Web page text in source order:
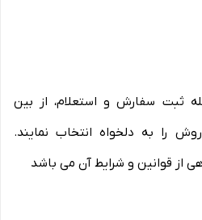
ثبت سفارش و استعلام، از بین
را به دلخواه انتخاب نمایند.
از قوانین و شرایط آن می باشد